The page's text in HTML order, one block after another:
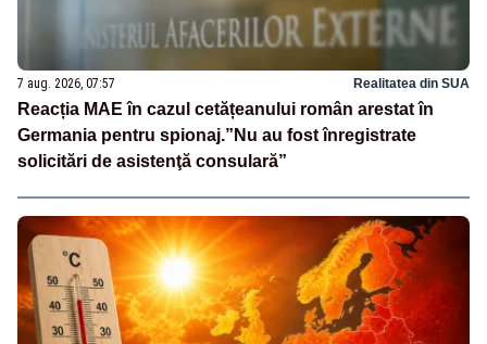
7 aug. 2026, 07:57 Realitatea din SUA
Reacția MAE în cazul cetățeanului român arestat în
Germania pentru spionaj.”Nu au fost înregistrate
solicitări de asistenţă consulară”